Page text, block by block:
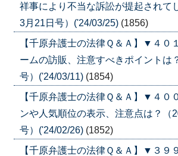
祥事により不当な訴訟が提起されて
3月21日号）('24/03/25) (1856)
【千原弁護士の法律Ｑ＆Ａ】▼４
ームの訪販、注意すべきポイントは
号）('24/03/11) (1854)
【千原弁護士の法律Ｑ＆Ａ】▼４
ンや人気順位の表示、注意点は？（
号）('24/02/26) (1852)
【千原弁護士の法律Ｑ＆Ａ】▼３